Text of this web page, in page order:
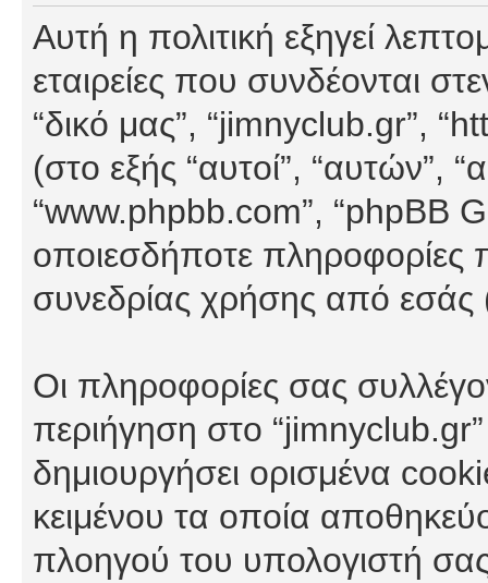
Αυτή η πολιτική εξηγεί
εταιρείες που συνδέονται
“δικό μας”, “jimnyclub.gr”,
(στο εξής “αυτοί”, “αυτών”,
“www.phpbb.com”, “phpBB
οποιεσδήποτε πληροφορίες
συνεδρίας χρήσης από εσάς
Οι πληροφορίες σας
περιήγηση στο
δημιουργήσει ορισμένα
κειμένου τα οποία
πλοηγού του υπολογιστή